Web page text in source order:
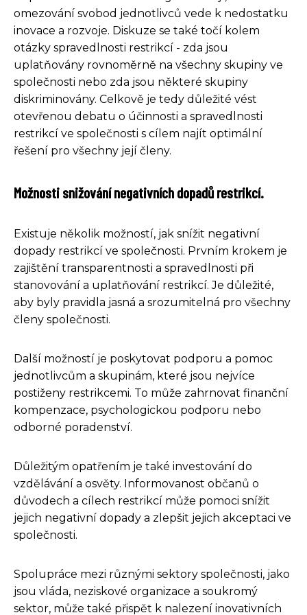
omezování svobod jednotlivců vede k nedostatku
inovace a rozvoje. Diskuze se také točí kolem
otázky spravedlnosti restrikcí - zda jsou
uplatňovány rovnoměrně na všechny skupiny ve
společnosti nebo zda jsou některé skupiny
diskriminovány. Celkově je tedy důležité vést
otevřenou debatu o účinnosti a spravedlnosti
restrikcí ve společnosti s cílem najít optimální
řešení pro všechny její členy.
Možnosti snižování negativních dopadů restrikcí.
Existuje několik možností, jak snížit negativní
dopady restrikcí ve společnosti. Prvním krokem je
zajištění transparentnosti a spravedlnosti při
stanovování a uplatňování restrikcí. Je důležité,
aby byly pravidla jasná a srozumitelná pro všechny
členy společnosti.
Další možností je poskytovat podporu a pomoc
jednotlivcům a skupinám, které jsou nejvíce
postiženy restrikcemi. To může zahrnovat finanční
kompenzace, psychologickou podporu nebo
odborné poradenství.
Důležitým opatřením je také investování do
vzdělávání a osvěty. Informovanost občanů o
důvodech a cílech restrikcí může pomoci snížit
jejich negativní dopady a zlepšit jejich akceptaci ve
společnosti.
Spolupráce mezi různými sektory společnosti, jako
jsou vláda, neziskové organizace a soukromý
sektor, může také přispět k nalezení inovativních